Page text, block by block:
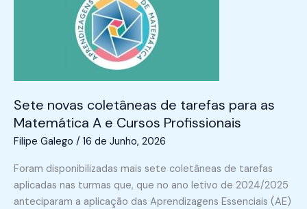
Sete novas coletâneas de tarefas para as
Matemática A e Cursos Profissionais
Filipe Galego / 16 de Junho, 2026
Foram disponibilizadas mais sete coletâneas de tarefas
aplicadas nas turmas que, que no ano letivo de 2024/2025
anteciparam a aplicação das Aprendizagens Essenciais (AE)